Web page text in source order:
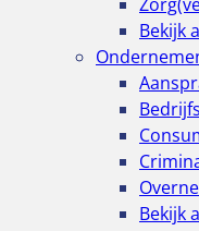
Bekijk
Bekijk